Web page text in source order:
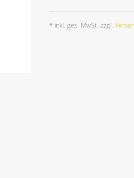
* inkl. ges. MwSt. zzgl.